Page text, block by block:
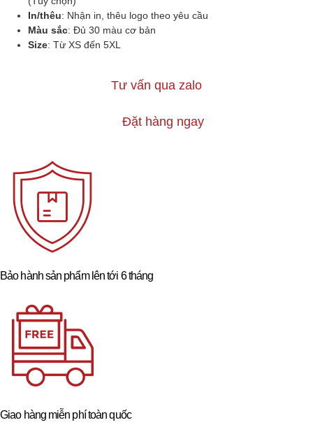
In/thêu: Nhận in, thêu logo theo yêu cầu
Màu sắc: Đủ 30 màu cơ bản
Size: Từ XS đến 5XL
Tư vấn qua zalo
Đặt hàng ngay
Bảo hành sản phẩm lên tới 6 tháng
Giao hàng miễn phí toàn quốc